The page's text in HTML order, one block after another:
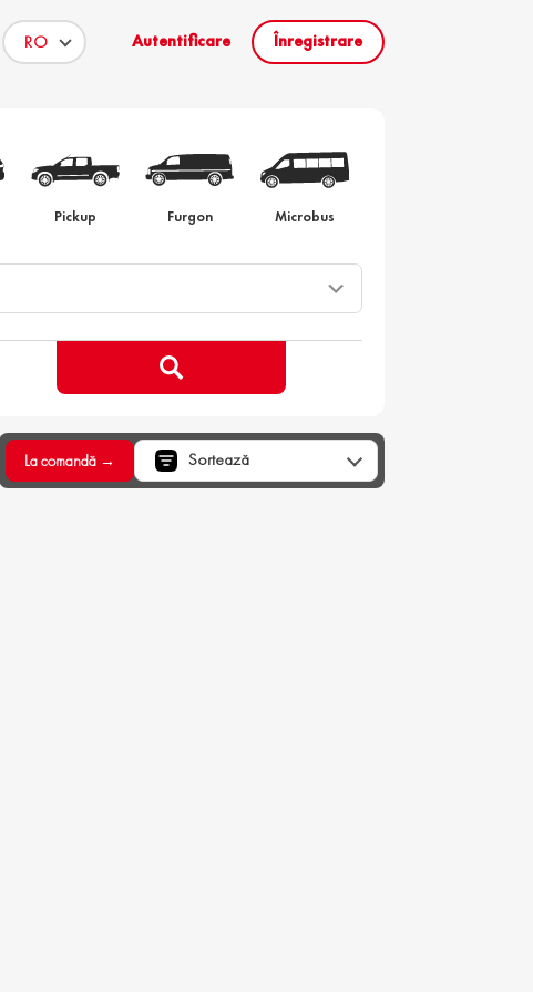
Autentificare Înregistrare
Auto la comanda
Pickup Furgon Microbus
La comandă → Sortează